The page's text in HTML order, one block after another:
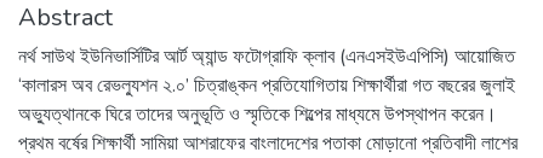
Abstract
নর্থ সাউথ ইউনিভার্সিটির আর্ট অ্যান্ড ফটোগ্রাফি ক্লাব (এনএসইউএপিসি) আয়োজিত
‘কালারস অব রেভল্যুশন ২.০’ চিত্রাঙ্কন প্রতিযোগিতায় শিক্ষার্থীরা গত বছরের জুলাই
অভ্যুত্থানকে ঘিরে তাদের অনুভূতি ও স্মৃতিকে শিল্পের মাধ্যমে উপস্থাপন করেন।
প্রথম বর্ষের শিক্ষার্থী সামিয়া আশরাফের বাংলাদেশের পতাকা মোড়ানো প্রতিবাদী লাশের